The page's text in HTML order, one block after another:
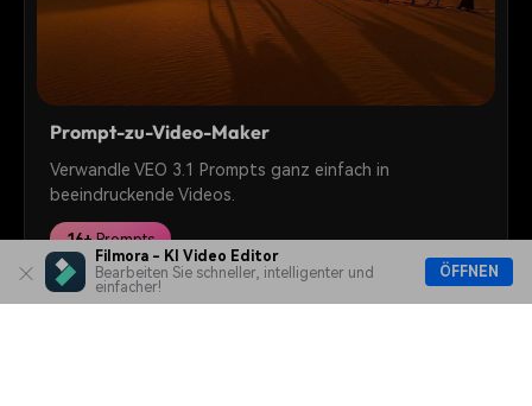
Filmora - KI Video Editor
Bearbeiten Sie schneller, intelligenter und
einfacher!
ÖFFNEN
Prompt-zu-Video-Maker
Verwandle VEO 3.1 Prompts ganz einfach in
beeindruckende Videos.
16+Prompts